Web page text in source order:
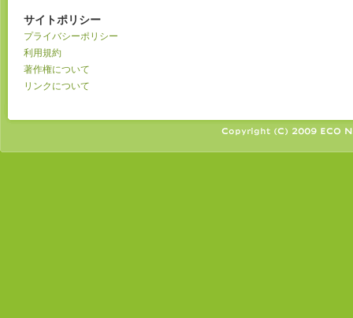
サイトポリシー
プライバシーポリシー
利用規約
著作権について
リンクについて